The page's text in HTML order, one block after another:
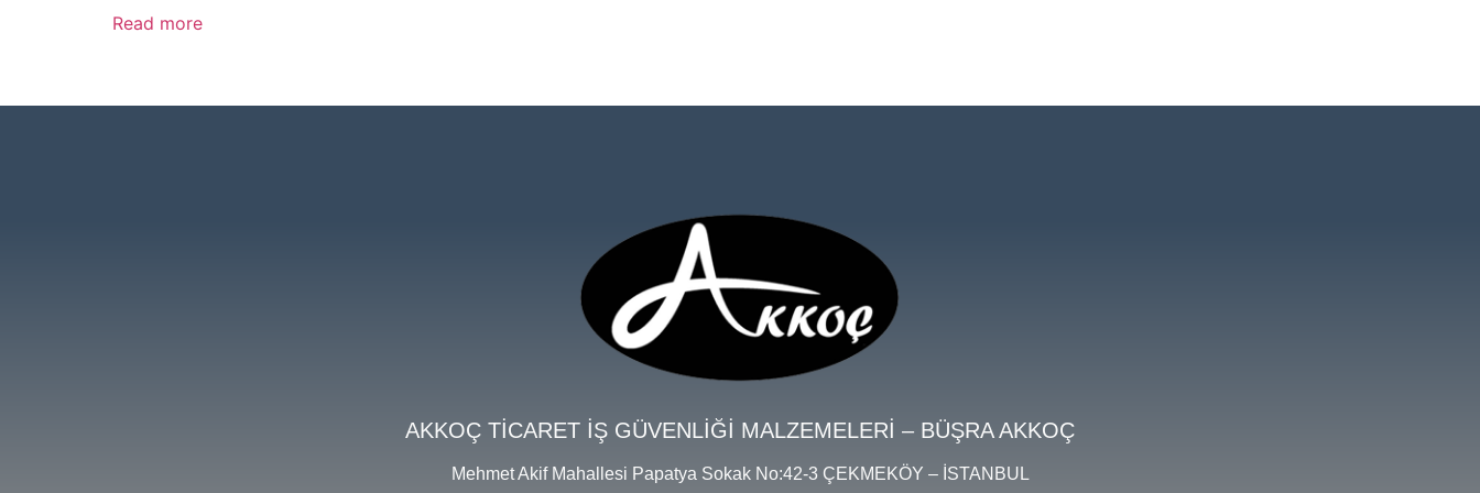
Read more
AKKOÇ TİCARET İŞ GÜVENLİĞİ MALZEMELERİ – BÜŞRA AKKOÇ
Mehmet Akif Mahallesi Papatya Sokak No:42-3 ÇEKMEKÖY – İSTANBUL